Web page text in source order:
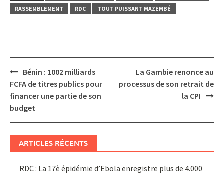
RASSEMBLEMENT
RDC TOUT PUISSANT MAZEMBÉ
Post
navigation
Bénin : 1002 milliards
FCFA de titres publics pour
financer une partie de son
budget
La Gambie renonce au
processus de son retrait de
la CPI
ARTICLES RÉCENTS
RDC : La 17è épidémie d’Ebola enregistre plus de 4.000